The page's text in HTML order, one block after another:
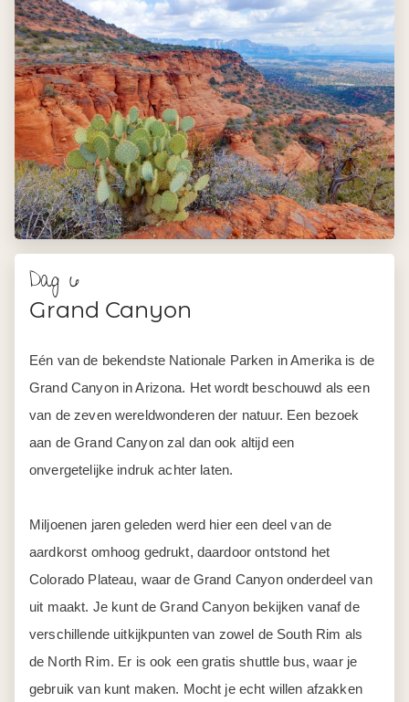
Dag 6
Grand Canyon
Eén van de bekendste Nationale Parken in Amerika is de
Grand Canyon in Arizona. Het wordt beschouwd als een
van de zeven wereldwonderen der natuur. Een bezoek
aan de Grand Canyon zal dan ook altijd een
onvergetelijke indruk achter laten.
Miljoenen jaren geleden werd hier een deel van de
aardkorst omhoog gedrukt, daardoor ontstond het
Colorado Plateau, waar de Grand Canyon onderdeel van
uit maakt. Je kunt de Grand Canyon bekijken vanaf de
verschillende uitkijkpunten van zowel de South Rim als
de North Rim. Er is ook een gratis shuttle bus, waar je
gebruik van kunt maken. Mocht je echt willen afzakken